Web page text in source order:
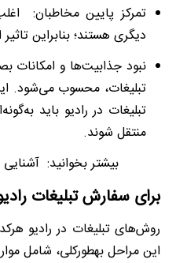
تمرکز پایین مخاطبان:
دیگری هستند؛ بنابراین
نبود جذابیت‌ها و امکانات
تبلیغات، محسوب می‌شود.
تبلیغات در رادیو باید
منتقل شوند.
بیشتر بخوانید:
برای سفارش تبلیغات
روش‌های تبلیغات در رادیو
این مراحل به­طورکلی، شامل